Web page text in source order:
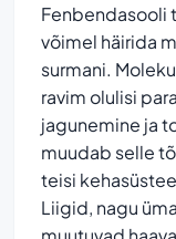
Fenbendasooli
võimel häirida
surmani.
ravim olulisi
jagunemine ja
muudab selle
teisi
Liigid, nagu